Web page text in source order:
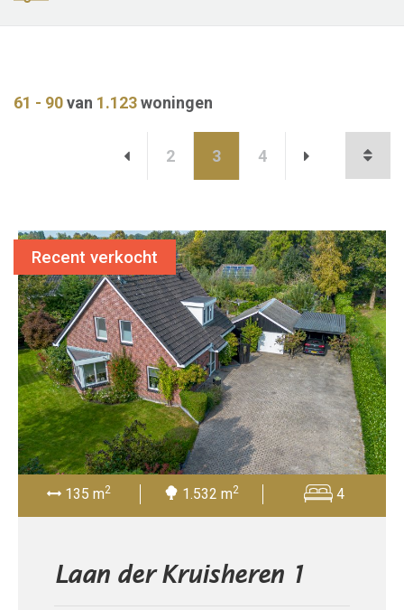
61 - 90van 1.123woningen
2 3 4
135 m2 1.532 m2 4
Laan der Kruisheren 1
Recent verkocht